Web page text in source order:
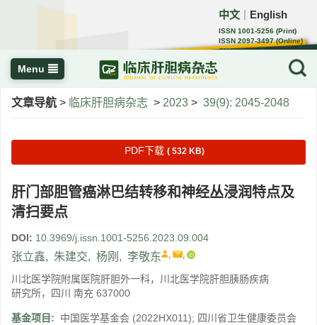
中文 English
ISSN 1001-5256 (Print)
ISSN 2097-3497 (Online)
CN 22-1108/R
Menu
文章导航 > 临床肝胆病杂志 > 2023 > 39(9): 2045-2048
PDF下载 ( 532 KB)
肝门部胆管癌淋巴结转移和神经丛浸润特点及
清扫要点
DOI: 10.3969/j.issn.1001-5256.2023.09.004
张立鑫, 朱建交, 杨刚 , 李敬东 , ,
川北医学院附属医院肝胆外一科，川北医学院肝胆胰肠疾病
研究所，四川 南充 637000
基金项目: 中国医学基金会 (2022HX011); 四川省卫生健康委员会